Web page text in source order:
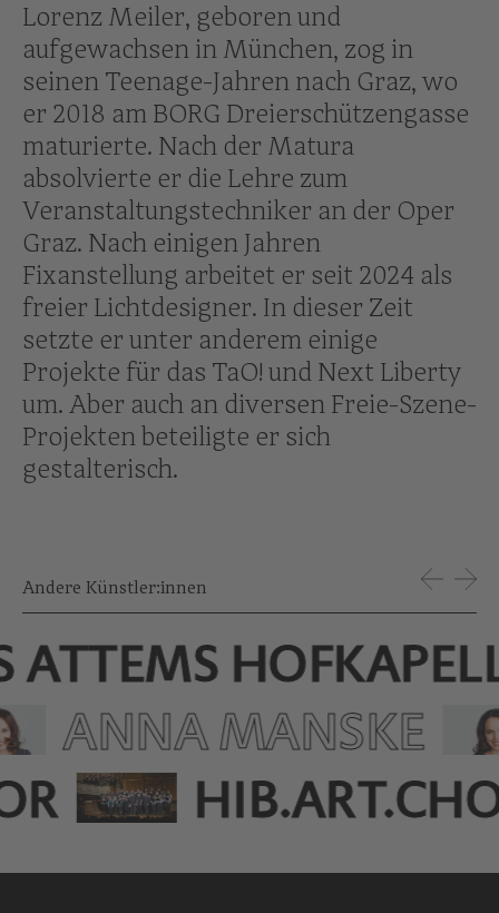
Lorenz Meiler, geboren und
aufgewachsen in München, zog in
seinen Teenage-Jahren nach Graz, wo
er 2018 am BORG Dreierschützengasse
maturierte. Nach der Matura
absolvierte er die Lehre zum
Veranstaltungstechniker an der Oper
Graz. Nach einigen Jahren
Fixanstellung arbeitet er seit 2024 als
freier Lichtdesigner. In dieser Zeit
setzte er unter anderem einige
Projekte für das TaO! und Next Liberty
um. Aber auch an diversen Freie-Szene-
Projekten beteiligte er sich
gestalterisch.
Andere Künstler:innen
ATTEMS
ANNA MANSKE